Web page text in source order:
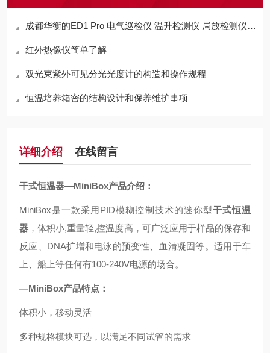
成都华衡的ED1 Pro 电气巡检仪 温升检测仪 局放检测仪 环境检测仪
红外热像仪简单了解
双光束紫外可见分光光度计的构造和操作规程
恒温培养箱密的结构设计和保养维护事项
详细介绍 在线留言
干式恒温器—MiniBox产品介绍：
MiniBox是一款采用PID模糊控制技术的迷你型干式恒温
器 ，体积小,重量轻,控温度高，可广泛应用于样品的保存和
反应、DNA扩增和电泳的预变性、血清凝固等。适用于车
上、船上等任何有100-240V电源的场合。
—MiniBox产品特点：
体积小，移动灵活
多种规格模块可选，以满足不同试管的需求